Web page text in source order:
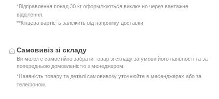
*Відправлення понад 30 кг оформлюються виключно через вантажне
відділення.
**Кінцева вартість залежить від напрямку доставки.
Самовивіз зі складу
Ви можете самостійно забрати товар зі складу за умови його наявності та за
попередньою домовленістю з менеджером.
*Наявність товару та деталі самовивозу уточнюйте в месенджерах або за
телефоном.